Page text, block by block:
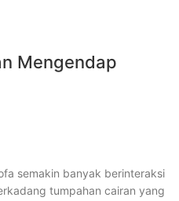
Mengendap
semakin banyak berinteraksi
tumpahan cairan yang